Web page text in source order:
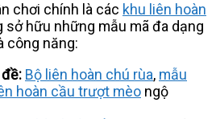
chơi chính là các khu liên hoàn
sở hữu những mẫu mã đa dạng
công năng:
Bộ liên hoàn chú rùa, mẫu
hoàn cầu trượt mèo ngộ